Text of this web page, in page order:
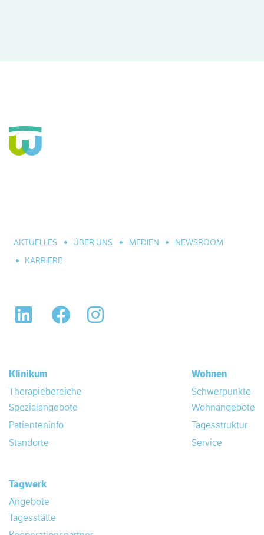
AKTUELLES ÜBER UNS MEDIEN
NEWSROOM
KARRIERE
LinkedIn Facebook
Klinikum
Therapiebereiche
Spezialangebote
Patienteninfo
Standorte
Wohnen
Schwerpunkte
Wohnangebote
Tagesstruktur
Service
Tagwerk
Angebote
Tagesstätte